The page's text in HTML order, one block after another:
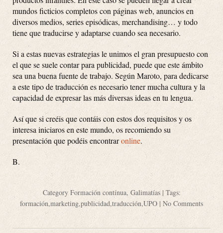
mundos ficticios completos con páginas web, anuncios en
diversos medios, series episódicas, merchandising… y todo
tiene que traducirse y adaptarse cuando sea necesario.
Si a estas nuevas estrategias le unimos el gran presupuesto con
el que se suele contar para publicidad, puede que este ámbito
sea una buena fuente de trabajo. Según Maroto, para dedicarse
a este tipo de traducción es necesario tener mucha cultura y la
capacidad de expresar las más diversas ideas en tu lengua.
Así que si creéis que contáis con estos dos requisitos y os
interesa iniciaros en este mundo, os recomiendo su
presentación que podéis encontraronline.
B.
Category Formación contínua, Galimatías| Tags:
formación,marketing,publicidad,traducción,UPO | No Comments